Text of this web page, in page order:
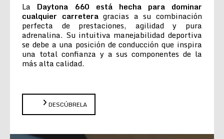
La Daytona 660 está hecha para dominar
cualquier carreteragracias a su combinación
perfecta de prestaciones, agilidad y pura
adrenalina. Su intuitiva manejabilidad deportiva
se debe a una posición de conducción que inspira
una total confianza y a sus componentes de la
más alta calidad.
DESCÚBRELA